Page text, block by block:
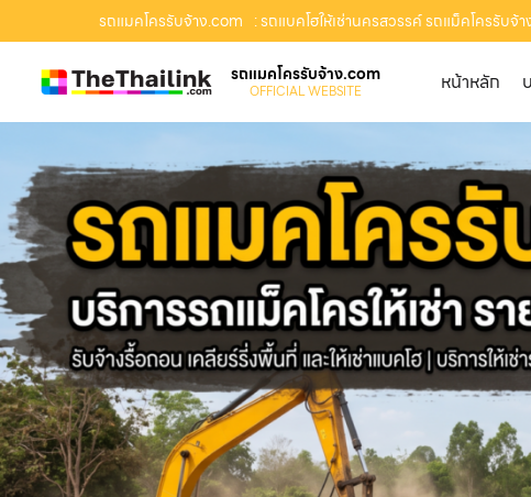
รถแมคโครรับจ้าง.com : รถแบคโฮให้เช่านครสวรรค์ รถแม็คโครรับจ้
รถแมคโครรับจ้าง.com
OFFICIAL WEBSITE หน้าหลัก